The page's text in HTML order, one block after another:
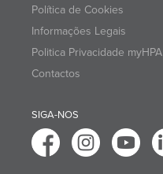
Política de Cookies
Informações Legais
Politica Privacidade myHPA
Contactos
SIGA-NOS